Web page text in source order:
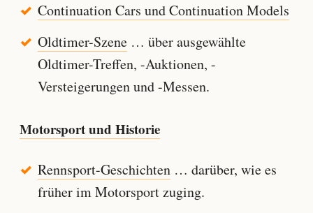
Continuation Cars und Continuation Models
Oldtimer-Szene… über ausgewählte
Oldtimer-Treffen, -Auktionen, -
Versteigerungen und -Messen.
Motorsport und Historie
Rennsport-Geschichten… darüber, wie es
früher im Motorsport zuging.